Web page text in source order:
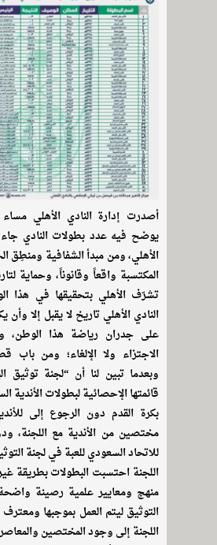
أصدرت إدارة النادي الأهلي مساء
يوضح فيه عدد بطولات النادي
الأهلي، ومن مبدأ الشفافية ومنطِق
المكتسبة واقعاً وقانوناً، وحماية
تشرّف الأهلي بتحقيقها في هذا
النادي الأهلي تاريخ لا يقبل إلا
على جدران رياضة هذا الوطن،
الاجتزاء ولا الإلغاء؛ ومن باب
وبعدما تبين لنا أن “لجنة توثيق
قائمتها الإحصائية لبطولات الأندية
بكرة القدم دون الرجوع إلى
مختصين من الأندية مع اللجنة،
للاتحاد السعودي للعبة في لجنة
اللجنة احتسبت البطولات بطريقة
منهج ومعايير علمية رصينة
التوثيق ليتم العمل بموجبها
اللجنة إلى وجود المختصين